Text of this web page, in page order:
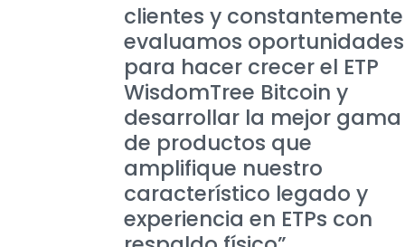
clientes y constantemente
evaluamos oportunidades
para hacer crecer el ETP
WisdomTree Bitcoin y
desarrollar la mejor gama
de productos que
amplifique nuestro
característico legado y
experiencia en ETPs con